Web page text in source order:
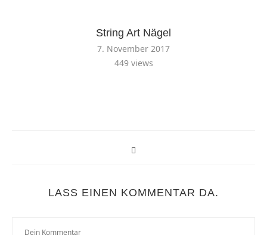
String Art Nägel
7. November 2017
449views
LASS EINEN KOMMENTAR DA.